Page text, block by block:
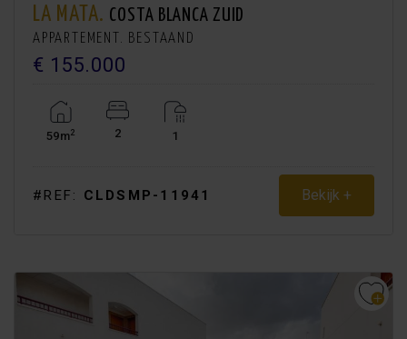
LA MATA. COSTA BLANCA ZUID
APPARTEMENT. BESTAAND
€ 155.000
59m2 2 1
#REF: CLDSMP-11941 Bekijk +